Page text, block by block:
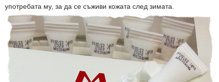
употребата му, за да се съживи кожата след зимата.